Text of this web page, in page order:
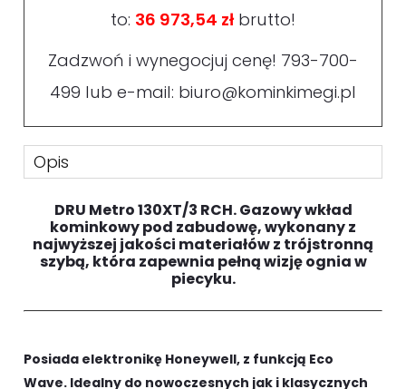
to: 36 973,54 złbrutto!
Zadzwoń i wynegocjuj cenę! 793-700-
499 lub e-mail: biuro@kominkimegi.pl
Opis
DRU Metro 130XT/3 RCH.Gazowy wkład
kominkowypod zabudowę, wykonany z
najwyższej jakości materiałów z trójstronną
szybą, która zapewnia pełną wizję ognia w
piecyku.
Posiada elektronikę Honeywell, z funkcją Eco
Wave. Idealny do nowoczesnych jak i klasycznych